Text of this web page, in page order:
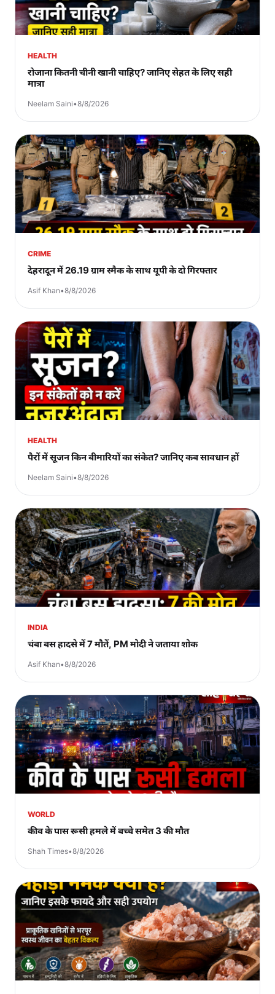
HEALTH
रोजाना कितनी चीनी खानी चाहिए? जानिए सेहत के लिए सही
मात्रा
Neelam Saini•8/8/2026
CRIME
देहरादून में 26.19 ग्राम स्मैक के साथ यूपी के दो गिरफ्तार
Asif Khan•8/8/2026
HEALTH
पैरों में सूजन किन बीमारियों का संकेत? जानिए कब सावधान हों
Neelam Saini•8/8/2026
INDIA
चंबा बस हादसे में 7 मौतें, PM मोदी ने जताया शोक
Asif Khan•8/8/2026
WORLD
कीव के पास रूसी हमले में बच्चे समेत 3 की मौत
Shah Times•8/8/2026